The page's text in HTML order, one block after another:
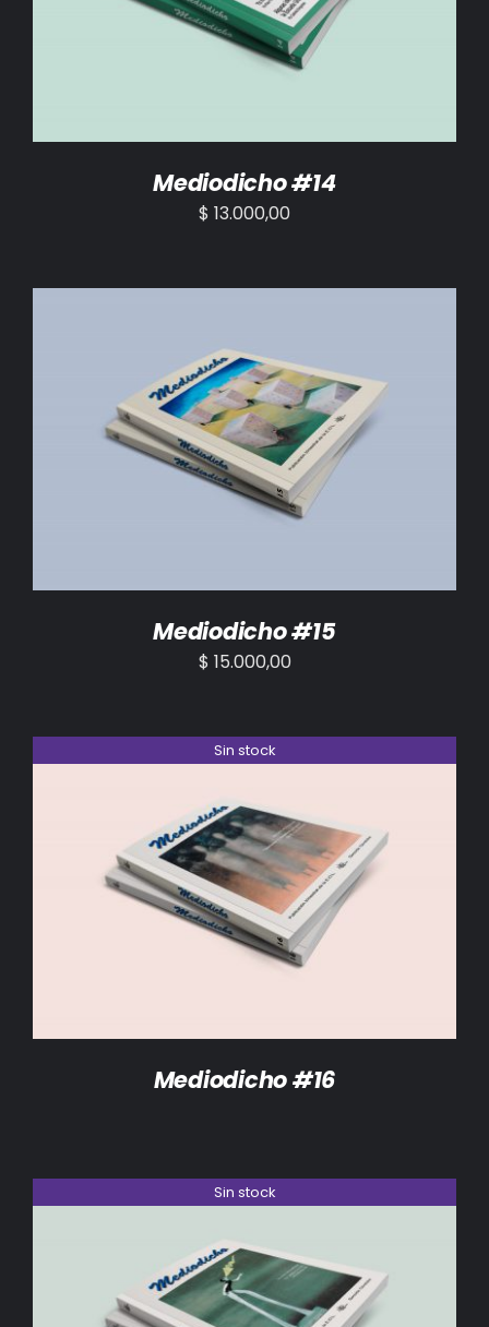
Mediodicho #14
$ 13.000,00
AÑADIR AL CARRITO / DETALLES
Mediodicho #15
$ 15.000,00
Sin stock
DETALLES
Mediodicho #16
Sin stock